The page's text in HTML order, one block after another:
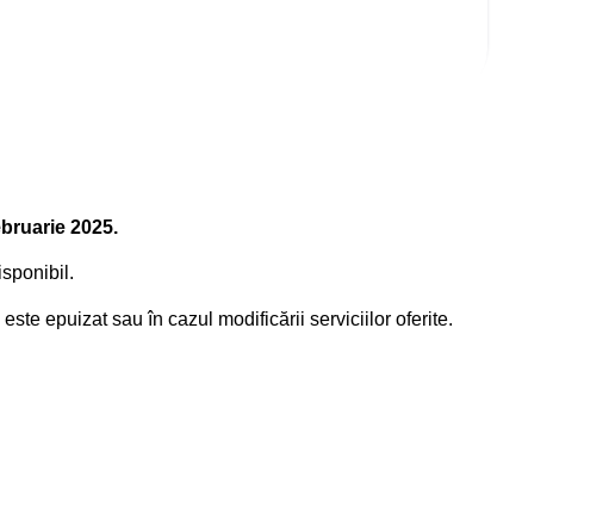
2025.
epuizat sau în cazul modificării serviciilor oferite.